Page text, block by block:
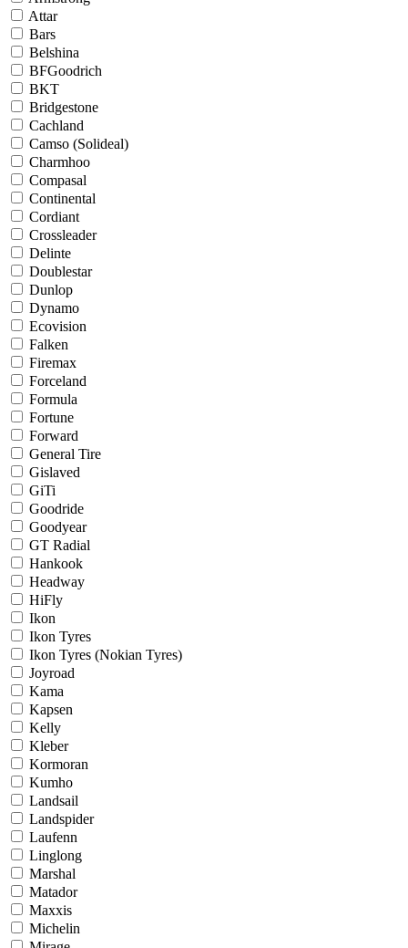
Attar
Bars
Belshina
BFGoodrich
BKT
Bridgestone
Cachland
Camso (Solideal)
Charmhoo
Compasal
Continental
Cordiant
Crossleader
Delinte
Doublestar
Dunlop
Dynamo
Ecovision
Falken
Firemax
Forceland
Formula
Fortune
Forward
General Tire
Gislaved
GiTi
Goodride
Goodyear
GT Radial
Hankook
Headway
HiFly
Ikon
Ikon Tyres
Ikon Tyres (Nokian Tyres)
Joyroad
Kama
Kapsen
Kelly
Kleber
Kormoran
Kumho
Landsail
Landspider
Laufenn
Linglong
Marshal
Matador
Maxxis
Michelin